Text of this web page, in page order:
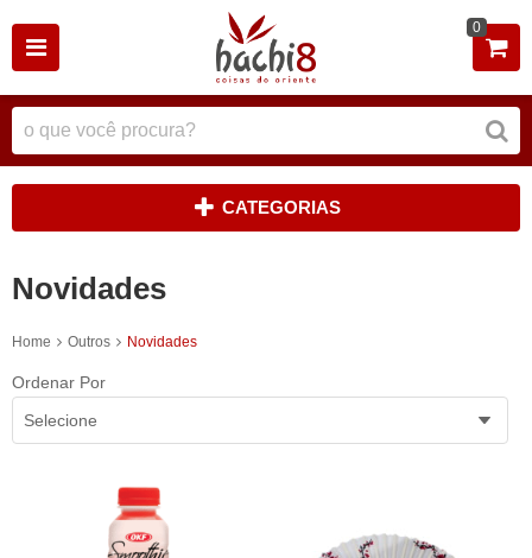
0
CATEGORIAS
Novidades
Home Outros Novidades
Ordenar Por
Selecione